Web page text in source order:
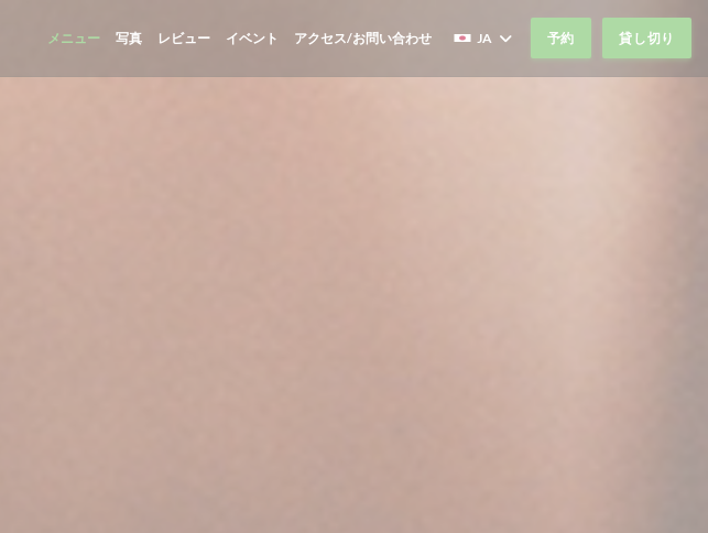
メニュー 写真 レビュー イベント アクセス/お問い合わせ JA 予約 貸し切り